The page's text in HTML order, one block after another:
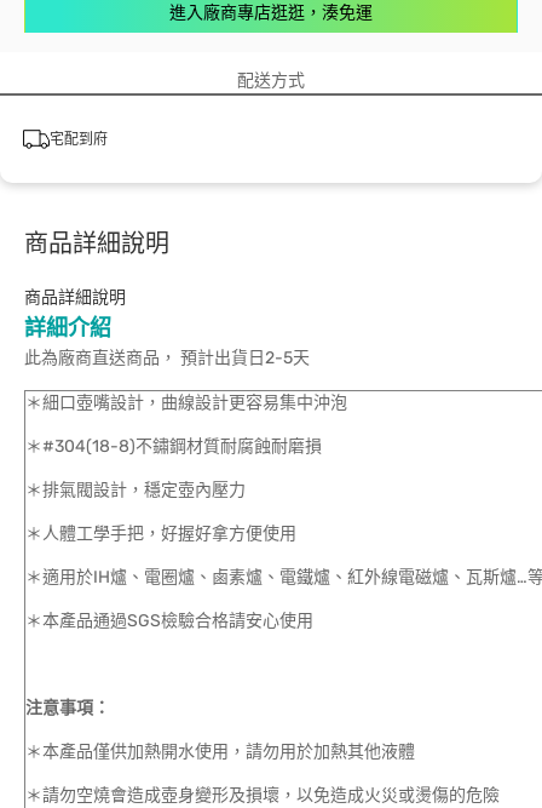
進入廠商專店逛逛，湊免運
配送方式
宅配到府
商品詳細說明
商品詳細說明
詳細介紹
此為廠商直送商品， 預計出貨日2-5天
＊細口壺嘴設計，曲線設計更容易集中沖泡
＊#304(18-8)不鏽鋼材質耐腐蝕耐磨損
＊排氣閥設計，穩定壺內壓力
＊人體工學手把，好握好拿方便使用
＊適用於IH爐、電圈爐、鹵素爐、電鐵爐、紅外線電磁爐、瓦斯爐…
＊本產品通過SGS檢驗合格請安心使用
注意事項：
＊本產品僅供加熱開水使用，請勿用於加熱其他液體
＊請勿空燒會造成壺身變形及損壞，以免造成火災或燙傷的危險